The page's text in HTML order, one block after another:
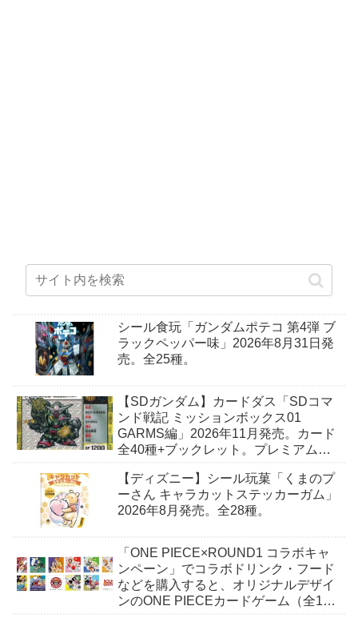
シール食玩「ガンダムポテコ 第4弾 ブ
ラックペッパー味」2026年8月31日発
売。全25種。
【SDガンダム】カードダス「SDコマ
ンド戦記 ミッションボックス01
GARMS編」2026年11月発売。カード
全40種+ブックレット。プレミアムバ
【ディズニー】シール玩菓「くまのプ
ーさん キャラカットステッカーガム」
2026年8月発売。全28種。
「ONE PIECE×ROUND1 コラボキャ
ンペーン」でコラボドリンク・フード
などを購入すると、オリジナルデザイ
ンのONE PIECEカードゲーム（全10